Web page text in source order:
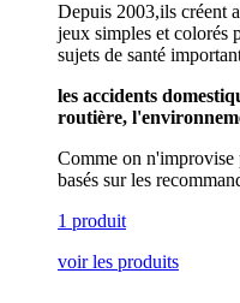
Depuis 2003,ils créent
jeux simples et colorés
sujets de santé
les accidents
routière,
Comme on n'improvise
basés sur les
1 produit
voir les produits